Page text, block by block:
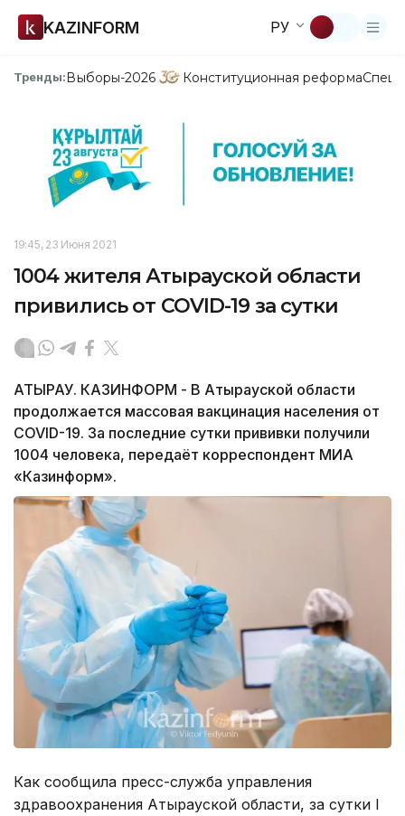
KAZINFORM РУ
Тренды:Выборы-2026 Конституционная реформа
19:45, 23 Июня 2021
1004 жителя Атырауской области
привились от COVID-19 за сутки
АТЫРАУ. КАЗИНФОРМ - В Атырауской области
продолжается массовая вакцинация населения от
COVID-19. За последние сутки прививки получили
1004 человека, передаёт корреспондент МИА
«Казинформ».
Как сообщила пресс-служба управления
здравоохранения Атырауской области, за сутки I